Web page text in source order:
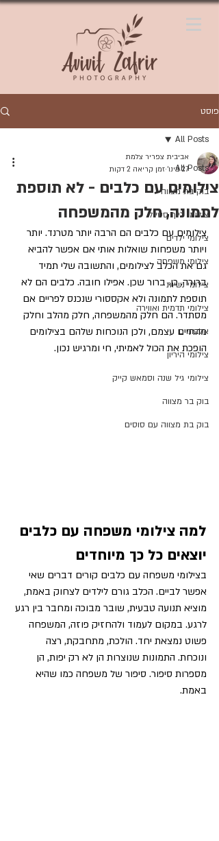
פוסט
All Posts
בוק בת מצווה
צילומי לייף סטייל
צילומי ילדים
צילומי משפחה
צילומי נשיות
צילומי תדמית ואווירה
אלבומים
צילומי היריון
צילומי גיל שנה וסמאש קייק
בוק בר מצווה
בוק בת מצווה עם סוסים
All Posts
צילומים עם כלבים - לא תוספת
לתמונה, חלק מהמשפחה
אביבית צפריר צלמת
27 בינו׳
זמן קריאה 2 דקות
צילומים עם כלבים הם הרבה יותר מטרנד. יותר
ויותר משפחות שואלות אותי אם אפשר להביא
גם את הכלב לצילומים, והתשובה שלי תמיד
ברורה. כן. ברור שכן. אפילו חובה. כלבים הם לא
תוספת לתמונה ולא אקססורי שנכנס לפריים אם
מסתדר. הם חלק מהמשפחה, חלק מהלב וחלק
מהחיים עצמם, ולכן הנוכחות שלהם בצילומים
הופכת את הכול לאמיתי, חי ומרגיש נכון.
למה צילומי משפחה עם כלבים
יוצאים כל כך מיוחדים
בצילומי משפחה עם כלבים קורים דברים שאי
אפשר לביים. הכלב גורם לילדים לצחוק באמת,
מוציא תנועה טבעית, שובר מבוכה ומחבר בין רגע
לרגע. במקום לעמוד ולהחזיק פוזה, המשפחה
פשוט נמצאת יחד. הולכת, מתחבקת, רצה
ונוכחת. התמונות שנוצרות הן לא רק יפות, הן
מספרות סיפור. סיפור של משפחה כמו שהיא
באמת.